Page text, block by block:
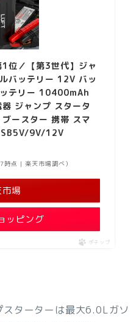
位／【第3世代】ジャ
バッテリー 12V バッ
テリー 10400mAh
ジャンプ スタータ
ースター 携帯 スマ
9V/12V
点 | 楽天市場調べ）
場
ッピング
ポチップ
ターターは最大6.0Lガソ